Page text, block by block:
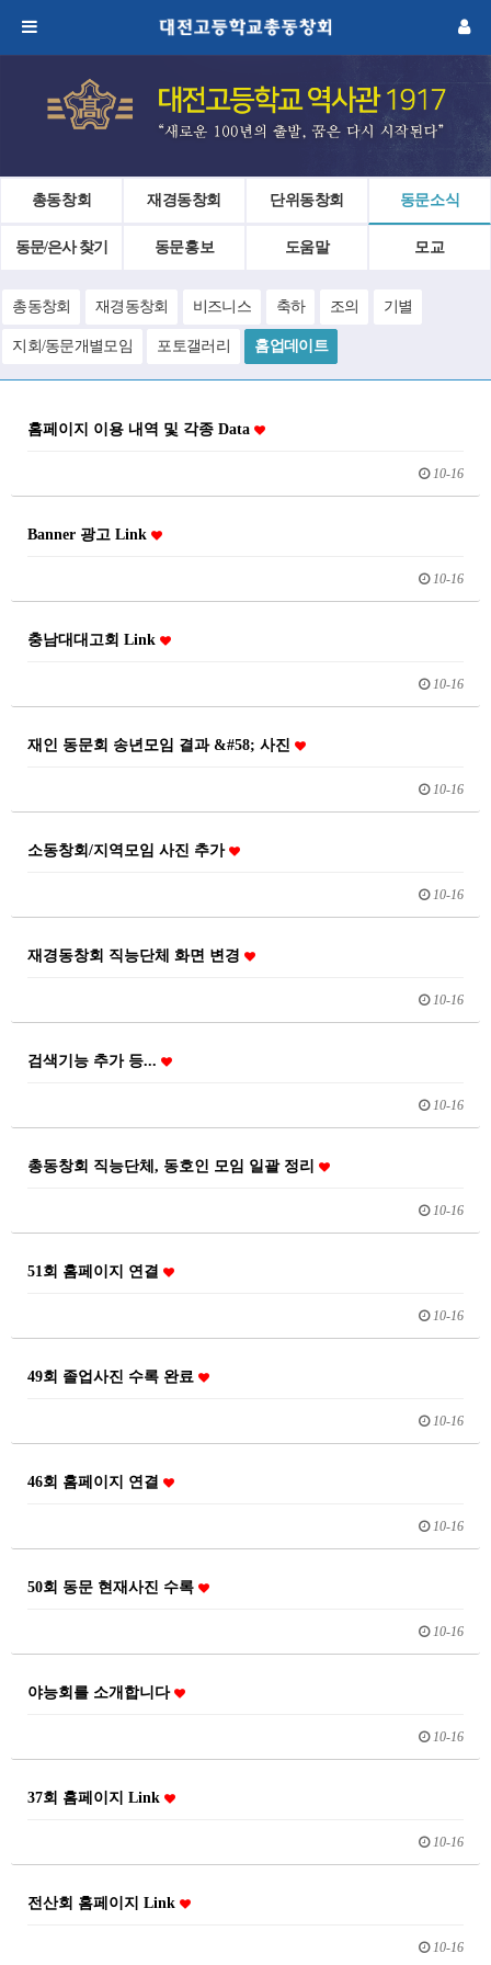
총동창회 재경동창회 단위동창회 동문소식
동문/은사 찾기 동문홍보 도움말 모교
총동창회 재경동창회 비즈니스 축하 조의 기별
지회/동문개별모임 포토갤러리 홈업데이트
홈페이지 이용 내역 및 각종 Data
10-16
Banner 광고 Link
10-16
충남대대고회 Link
10-16
재인 동문회 송년모임 결과 &#58; 사진
10-16
소동창회/지역모임 사진 추가
10-16
재경동창회 직능단체 화면 변경
10-16
검색기능 추가 등...
10-16
총동창회 직능단체, 동호인 모임 일괄 정리
10-16
51회 홈페이지 연결
10-16
49회 졸업사진 수록 완료
10-16
46회 홈페이지 연결
10-16
50회 동문 현재사진 수록
10-16
야능회를 소개합니다
10-16
37회 홈페이지 Link
10-16
전산회 홈페이지 Link
10-16